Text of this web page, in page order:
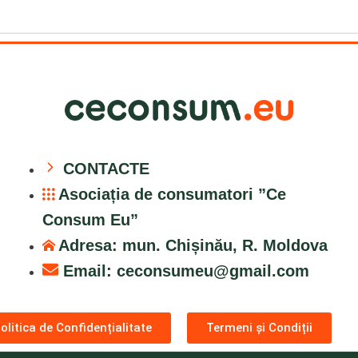
CONTACTE
Asociația de consumatori ”Ce
Consum Eu”
Adresa: mun. Chișinău, R. Moldova
Email:ceconsumeu@gmail.com
de Confidențialitate Termeni și Condiții